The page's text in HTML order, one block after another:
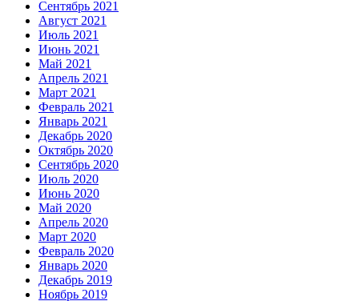
Сентябрь 2021
Август 2021
Июль 2021
Июнь 2021
Май 2021
Апрель 2021
Март 2021
Февраль 2021
Январь 2021
Декабрь 2020
Октябрь 2020
Сентябрь 2020
Июль 2020
Июнь 2020
Май 2020
Апрель 2020
Март 2020
Февраль 2020
Январь 2020
Декабрь 2019
Ноябрь 2019